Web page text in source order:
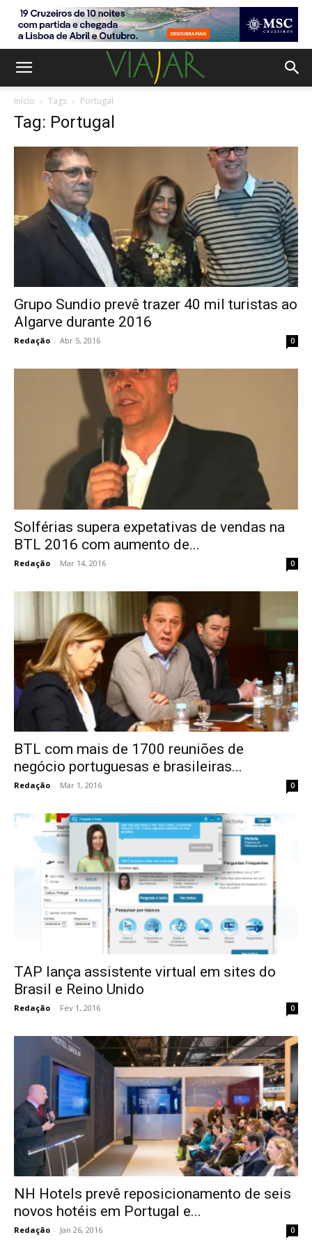
Início Tags Portugal
Tag: Portugal
Grupo Sundio prevê trazer 40 mil turistas ao
Algarve durante 2016
Redação - Abr 5, 2016 0
Solférias supera expetativas de vendas na
BTL 2016 com aumento de...
Redação - Mar 14, 2016 0
BTL com mais de 1700 reuniões de
negócio portuguesas e brasileiras...
Redação - Mar 1, 2016 0
TAP lança assistente virtual em sites do
Brasil e Reino Unido
Redação - Fev 1, 2016 0
NH Hotels prevê reposicionamento de seis
novos hotéis em Portugal e...
Redação - Jan 26, 2016 0